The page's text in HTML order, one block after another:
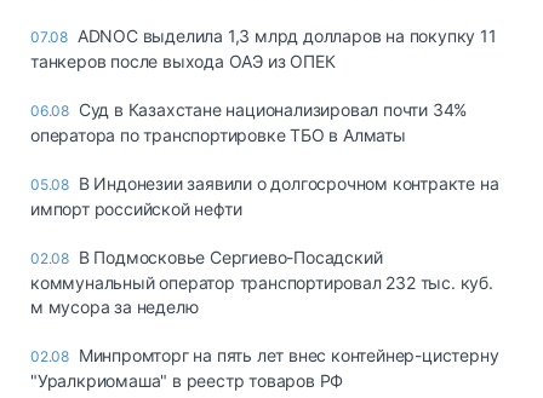
07.08 ADNOC выделила 1,3 млрд долларов на покупку 11
танкеров после выхода ОАЭ из ОПЕК
06.08 Суд в Казахстане национализировал почти 34%
оператора по транспортировке ТБО в Алматы
05.08 В Индонезии заявили о долгосрочном контракте на
импорт российской нефти
02.08 В Подмосковье Сергиево-Посадский
коммунальный оператор транспортировал 232 тыс. куб.
м мусора за неделю
02.08 Минпромторг на пять лет внес контейнер-цистерну
"Уралкриомаша" в реестр товаров РФ